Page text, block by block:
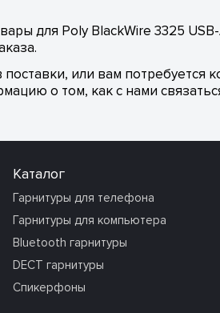
для Poly BlackWire 3325
или вам потребуется
о том, как с нами
Каталог
Гарнитуры для телефона
Гарнитуры для компьютера
Bluetooth гарнитуры
DECT гарнитуры
Спикерфоны